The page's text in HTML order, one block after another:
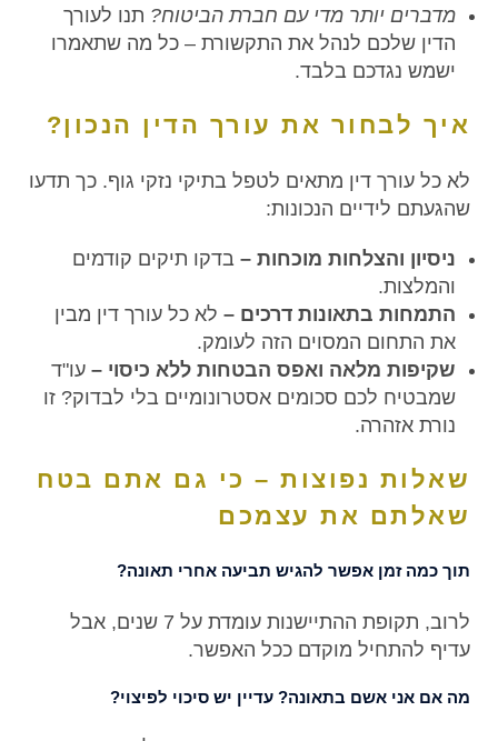
מדברים יותר מדי עם חברת הביטוח? תנו לעורך
הדין שלכם לנהל את התקשורת – כל מה שתאמרו
ישמש נגדכם בלבד.
איך לבחור את עורך הדין הנכון?
לא כל עורך דין מתאים לטפל בתיקי נזקי גוף. כך תדעו
שהגעתם לידיים הנכונות:
ניסיון והצלחות מוכחות – בדקו תיקים קודמים
והמלצות.
התמחות בתאונות דרכים – לא כל עורך דין מבין
את התחום המסוים הזה לעומק.
שקיפות מלאה ואפס הבטחות ללא כיסוי – עו"ד
שמבטיח לכם סכומים אסטרונומיים בלי לבדוק? זו
נורת אזהרה.
שאלות נפוצות – כי גם אתם בטח
שאלתם את עצמכם
תוך כמה זמן אפשר להגיש תביעה אחרי תאונה?
לרוב, תקופת ההתיישנות עומדת על 7 שנים, אבל
עדיף להתחיל מוקדם ככל האפשר.
מה אם אני אשם בתאונה? עדיין יש סיכוי לפיצוי?